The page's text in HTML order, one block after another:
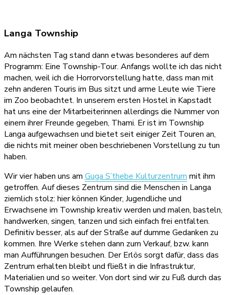
Langa Township
Am nächsten Tag stand dann etwas besonderes auf dem
Programm: Eine Township-Tour. Anfangs wollte ich das nicht
machen, weil ich die Horrorvorstellung hatte, dass man mit
zehn anderen Touris im Bus sitzt und arme Leute wie Tiere
im Zoo beobachtet. In unserem ersten Hostel in Kapstadt
hat uns eine der Mitarbeiterinnen allerdings die Nummer von
einem ihrer Freunde gegeben, Thami. Er ist im Township
Langa aufgewachsen und bietet seit einiger Zeit Touren an,
die nichts mit meiner oben beschriebenen Vorstellung zu tun
haben.
Wir vier haben uns am Guga S’thebe Kulturzentrum mit ihm
getroffen. Auf dieses Zentrum sind die Menschen in Langa
ziemlich stolz: hier können Kinder, Jugendliche und
Erwachsene im Township kreativ werden und malen, basteln,
handwerken, singen, tanzen und sich einfach frei entfalten.
Definitiv besser, als auf der Straße auf dumme Gedanken zu
kommen. Ihre Werke stehen dann zum Verkauf, bzw. kann
man Aufführungen besuchen. Der Erlös sorgt dafür, dass das
Zentrum erhalten bleibt und fließt in die Infrastruktur,
Materialien und so weiter. Von dort sind wir zu Fuß durch das
Township gelaufen.